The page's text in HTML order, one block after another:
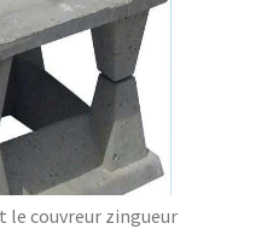
le couvreur zingueur